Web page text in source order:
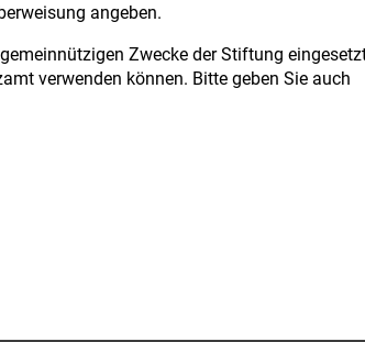
angeben.
Zwecke der Stiftung
verwenden können. Bitte geben Sie auch